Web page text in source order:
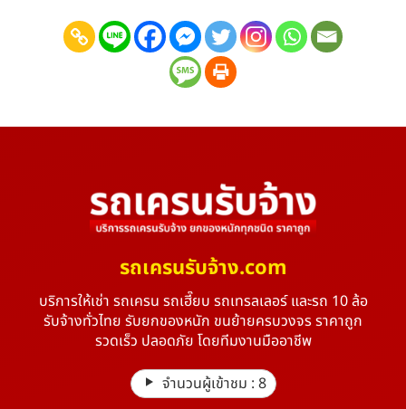
รถเครนรับจ้าง.com
บริการให้เช่า รถเครน รถเฮี๊ยบ รถเทรลเลอร์ และรถ 10 ล้อ
รับจ้างทั่วไทย รับยกของหนัก ขนย้ายครบวงจร ราคาถูก
รวดเร็ว ปลอดภัย โดยทีมงานมืออาชีพ
จำนวนผู้เข้าชม : 8